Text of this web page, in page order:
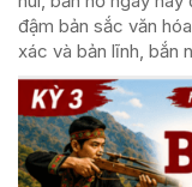
đậm bản sắc văn
xác và bản lĩnh, bắn